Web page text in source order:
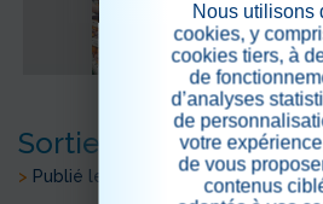
Sortie au marché au
> Publié le 11/05/2026
Nous utilisons
cookies, y
cookies tiers, à
de
d’analyses
de
votre
de vous
contenus